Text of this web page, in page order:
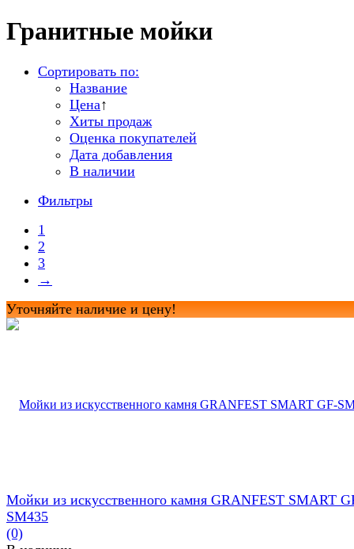
Гранитные мойки
Сортировать по:
Название
Цена↑
Хиты продаж
Оценка покупателей
Дата добавления
В наличии
Фильтры
1
2
3
→
Уточняйте наличие и цену!
Мойки из искусственного камня GRANFEST SMART
SM435
(0)